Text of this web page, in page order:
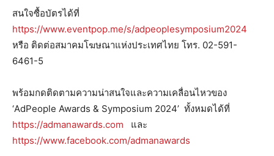
สนใจซื้อบัตรได้ที่
https://www.eventpop.me/s/adpeoplesymposium2024
หรือ ติดต่อสมาคมโฆษณาแห่งประเทศไทย โทร. 02-591-
6461-5
พร้อมกดติดตามความน่าสนใจและความเคลื่อนไหวของ
‘AdPeople Awards & Symposium 2024’ ทั้งหมดได้ที่
https://admanawards.com และ
https://www.facebook.com/admanawards